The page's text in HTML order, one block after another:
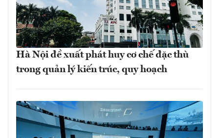
Hà Nội đề xuất phát huy cơ chế đặc thù
trong quản lý kiến trúc, quy hoạch